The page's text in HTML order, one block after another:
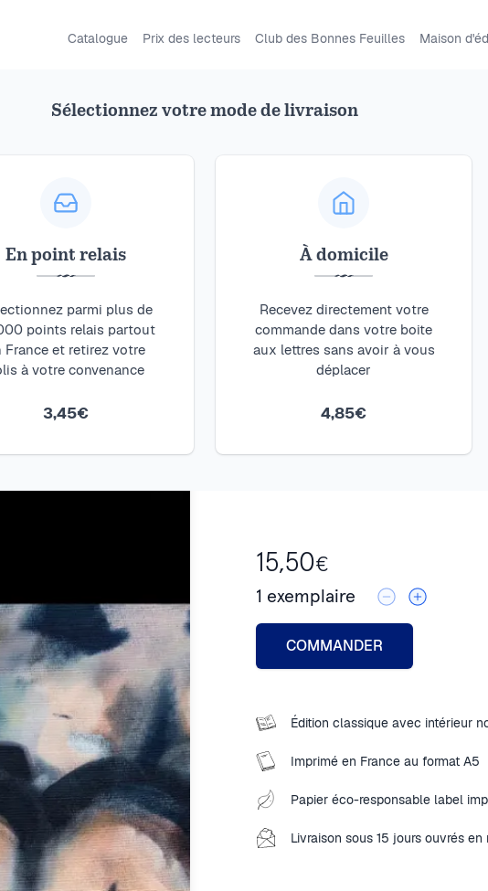
Catalogue Prix des lecteurs Club des Bonnes Feuilles Maison
Rafaël B. Deville
2222 0000
2222 / 0000 (prononcer
sans fin ni commencement,
social. Ce recueil, né d’un
démultiplie les interprétations
larcins littéraro-musicaux-
À la frontière du journal intime
deviennent peu à peu jeux de
Pour citer Didion citant Yeats,
est peut-être temps de
15,50€
1 exemplaire
COMMANDER
Édition classique avec intérieur
Imprimé en France au format A5
Papier éco-responsable label
Livraison sous 15 jours ouvrés
Sélectionnez votre mode de livraison
En point relais
parmi plus de
points relais partout
France et retirez votre
à votre convenance
3,45€
À domicile
Recevez directement votre
commande dans votre boite
aux lettres sans avoir à vous
déplacer
4,85€